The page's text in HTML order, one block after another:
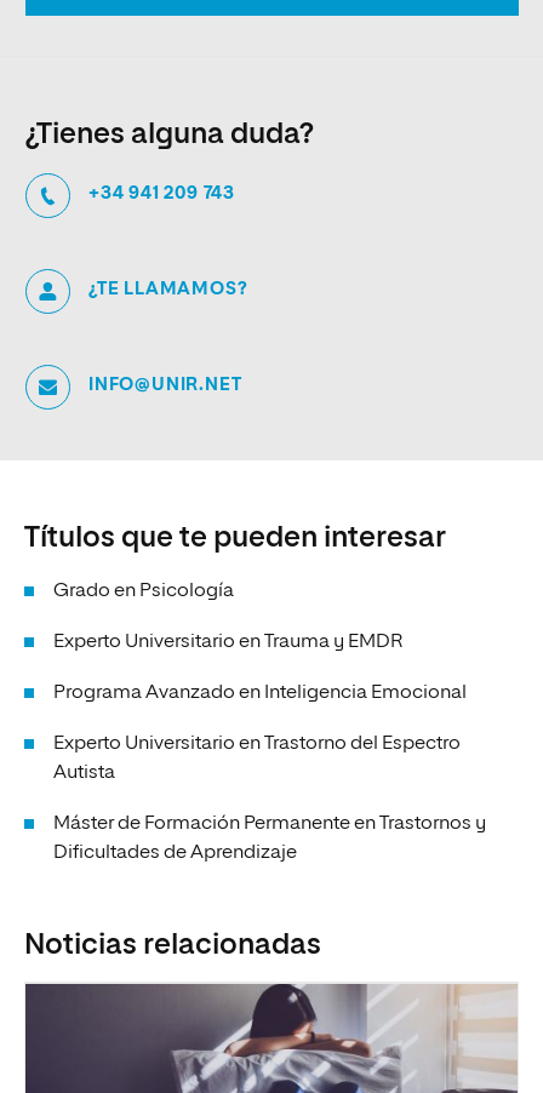
¿Tienes alguna duda?
+34 941 209 743
¿TE LLAMAMOS?
INFO@UNIR.NET
Títulos que te pueden interesar
Grado en Psicología
Experto Universitario en Trauma y EMDR
Programa Avanzado en Inteligencia Emocional
Experto Universitario en Trastorno del Espectro
Autista
Máster de Formación Permanente en Trastornos y
Dificultades de Aprendizaje
Noticias relacionadas